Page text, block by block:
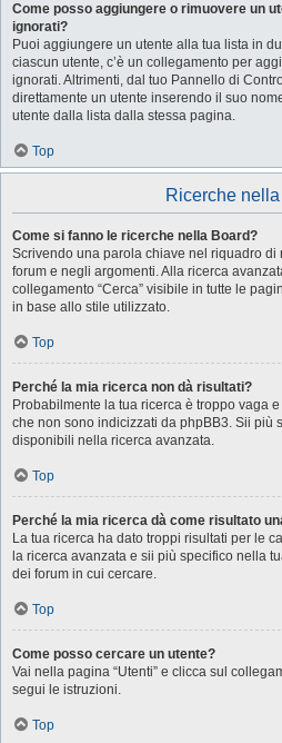
Come posso aggiungere o rimuovere un
ignorati?
Puoi aggiungere un utente alla tua lista in
ciascun utente, c’è un collegamento per
ignorati. Altrimenti, dal tuo Pannello di
direttamente un utente inserendo il suo
utente dalla lista dalla stessa pagina.
Top
Ricerche
Come si fanno le ricerche nella Board?
Scrivendo una parola chiave nel riquadro di
forum e negli argomenti. Alla ricerca
collegamento “Cerca” visibile in tutte le
in base allo stile utilizzato.
Top
Perché la mia ricerca non dà risultati?
Probabilmente la tua ricerca è troppo vaga
che non sono indicizzati da phpBB3. Sii più
disponibili nella ricerca avanzata.
Top
Perché la mia ricerca dà come risultato
La tua ricerca ha dato troppi risultati per le
la ricerca avanzata e sii più specifico nella
dei forum in cui cercare.
Top
Come posso cercare un utente?
Vai nella pagina “Utenti” e clicca sul
segui le istruzioni.
Top